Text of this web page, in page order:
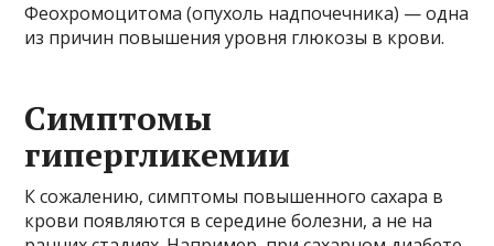
Феохромоцитома (опухоль надпочечника) — одна
из причин повышения уровня глюкозы в крови.
Симптомы
гипергликемии
К сожалению, симптомы повышенного сахара в
крови появляются в середине болезни, а не на